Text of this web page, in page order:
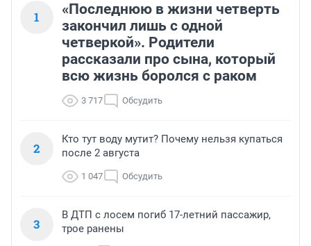
1
«Последнюю в жизни четверть
закончил лишь с одной
четверкой». Родители
рассказали про сына, который
всю жизнь боролся с раком
3 717 Обсудить
2
Кто тут воду мутит? Почему нельзя купаться
после 2 августа
1 047 Обсудить
3
В ДТП с лосем погиб 17-летний пассажир,
трое ранены